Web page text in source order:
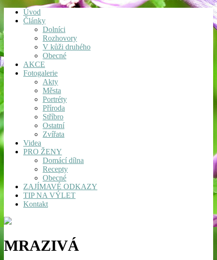
Úvod
Články
Dolníci
Rozhovory
V kůži druhého
Obecné
AKCE
Fotogalerie
Akty
Města
Portréty
Příroda
Stříbro
Ostatní
Zvířata
Videa
PRO ŽENY
Domácí dílna
Recepty
Obecné
ZAJÍMAVÉ ODKAZY
TIP NA VÝLET
Kontakt
MRAZIVÁ